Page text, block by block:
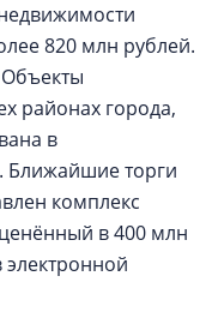
820 млн рублей.
районах города,
в
Ближайшие торги
комплекс
в 400 млн